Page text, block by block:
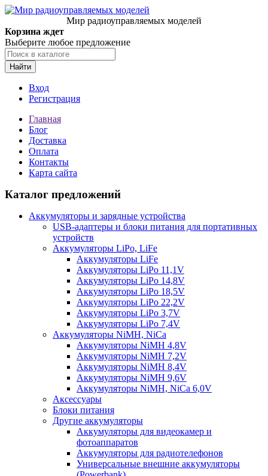
Мир радиоуправляемых моделей
Корзина ждет
Выберите любое предложение
Найти
Вход
Регистрация
Главная
Блог
Доставка
Оплата
Контакты
Карта сайта
Каталог предложений
Аккумуляторы и зарядные устройства
USB-адаптеры и блоки питания для портативных
устройств
Аккумуляторы LiPo, LiFe
Аккумуляторы LiFe
Аккумуляторы LiPo 11,1V
Аккумуляторы LiPo 14,8V
Аккумуляторы LiPo 18,5V
Аккумуляторы LiPo 22,2V
Аккумуляторы LiPo 3,7V
Аккумуляторы LiPo 7,4V
Аккумуляторы NiMH, NiCa
Аккумуляторы NiMH 4,8V
Аккумуляторы NiMH 7,2V
Аккумуляторы NiMH 8,4V
Аккумуляторы NiMH 9,6V
Аккумуляторы NiMH, NiCa 6,0V
Аксессуары
Блоки питания
Другие аккумуляторы
Аккумуляторы для видеокамер и
фотоаппаратов
Аккумуляторы для радиотелефонов
Универсальные внешние аккумуляторы